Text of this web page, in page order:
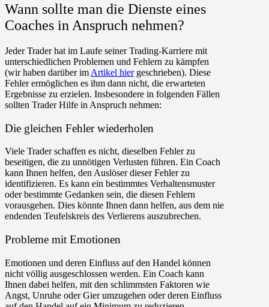
Wann sollte man die Dienste eines
Coaches in Anspruch nehmen?
Jeder Trader hat im Laufe seiner Trading-Karriere mit
unterschiedlichen Problemen und Fehlern zu kämpfen
(wir haben darüber im Artikel hiergeschrieben). Diese
Fehler ermöglichen es ihm dann nicht, die erwarteten
Ergebnisse zu erzielen. Insbesondere in folgenden Fällen
sollten Trader Hilfe in Anspruch nehmen:
Die gleichen Fehler wiederholen
Viele Trader schaffen es nicht, dieselben Fehler zu
beseitigen, die zu unnötigen Verlusten führen. Ein Coach
kann Ihnen helfen, den Auslöser dieser Fehler zu
identifizieren. Es kann ein bestimmtes Verhaltensmuster
oder bestimmte Gedanken sein, die diesen Fehlern
vorausgehen. Dies könnte Ihnen dann helfen, aus dem nie
endenden Teufelskreis des Verlierens auszubrechen.
Probleme mit Emotionen
Emotionen und deren Einfluss auf den Handel können
nicht völlig ausgeschlossen werden. Ein Coach kann
Ihnen dabei helfen, mit den schlimmsten Faktoren wie
Angst, Unruhe oder Gier umzugehen oder deren Einfluss